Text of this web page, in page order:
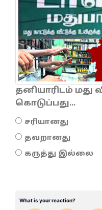
தனியாரிடம்
கொடுப்பது...
சரியானது
தவறானது
கருத்து இல்லை